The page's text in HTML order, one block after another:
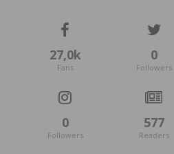
27,0k
Fans
0
Followers
0
Followers
577
Readers